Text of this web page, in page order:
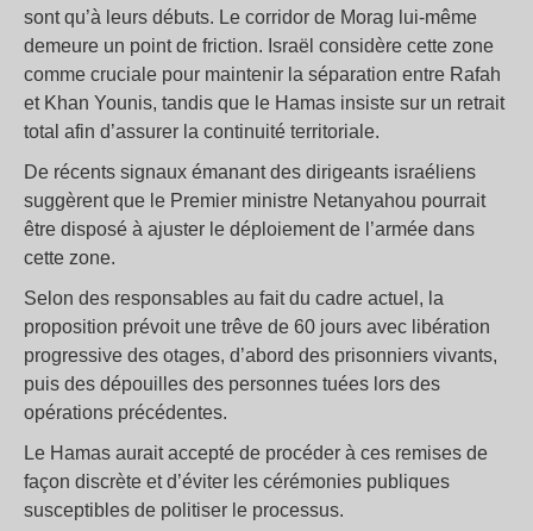
sont qu’à leurs débuts. Le corridor de Morag lui-même
demeure un point de friction. Israël considère cette zone
comme cruciale pour maintenir la séparation entre Rafah
et Khan Younis, tandis que le Hamas insiste sur un retrait
total afin d’assurer la continuité territoriale.
De récents signaux émanant des dirigeants israéliens
suggèrent que le Premier ministre Netanyahou pourrait
être disposé à ajuster le déploiement de l’armée dans
cette zone.
Selon des responsables au fait du cadre actuel, la
proposition prévoit une trêve de 60 jours avec libération
progressive des otages, d’abord des prisonniers vivants,
puis des dépouilles des personnes tuées lors des
opérations précédentes.
Le Hamas aurait accepté de procéder à ces remises de
façon discrète et d’éviter les cérémonies publiques
susceptibles de politiser le processus.